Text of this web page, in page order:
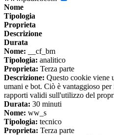
Nome
Tipologia
Proprieta
Descrizione
Durata
Nome: __cf_bm
Tipologia: analitico
Proprieta: Terza parte
Descrizione: Questo cookie viene
umani e bot. Ciò è vantaggioso
rapporti validi sull'utilizzo del
Durata: 30 minuti
Nome: ww_s
Tipologia: tecnico
Proprieta: Terza parte